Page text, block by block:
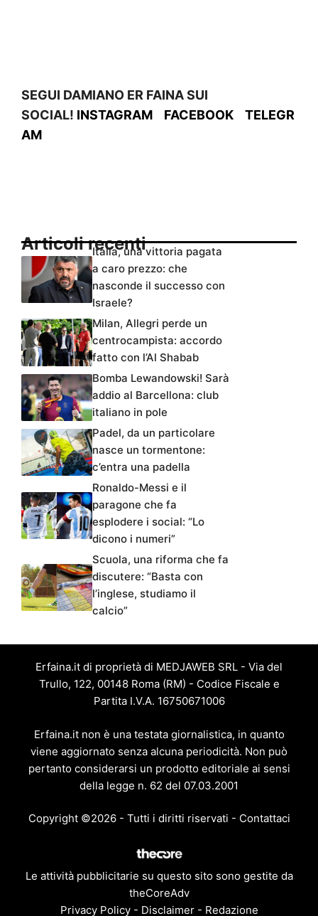
SEGUI DAMIANO ER FAINA SUI
SOCIAL! INSTAGRAM FACEBOOK
TELEGR
AM
Articoli recentiItalia, una vittoria pagata
a caro prezzo: che
nasconde il successo con
Israele?
Milan, Allegri perde un
centrocampista: accordo
fatto con l’Al Shabab
Bomba Lewandowski! Sarà
addio al Barcellona: club
italiano in pole
Padel, da un particolare
nasce un tormentone:
c’entra una padella
Ronaldo-Messi e il
paragone che fa
esplodere i social: “Lo
dicono i numeri”
Scuola, una riforma che fa
discutere: “Basta con
l’inglese, studiamo il
calcio”
Erfaina.it di proprietà di MEDJAWEB SRL - Via del
Trullo, 122, 00148 Roma (RM) - Codice Fiscale e
Partita I.V.A. 16750671006
Erfaina.it non è una testata giornalistica, in quanto
viene aggiornato senza alcuna periodicità. Non può
pertanto considerarsi un prodotto editoriale ai sensi
della legge n. 62 del 07.03.2001
Copyright ©2026 - Tutti i diritti riservati - Contattaci
Le attività pubblicitarie su questo sito sono gestite da
theCoreAdv
Privacy Policy- Disclaimer- Redazione